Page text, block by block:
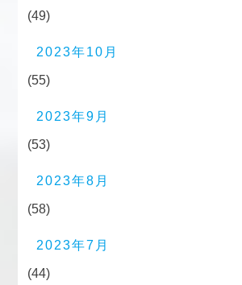
(49)
2023年10月
(55)
2023年9月
(53)
2023年8月
(58)
2023年7月
(44)